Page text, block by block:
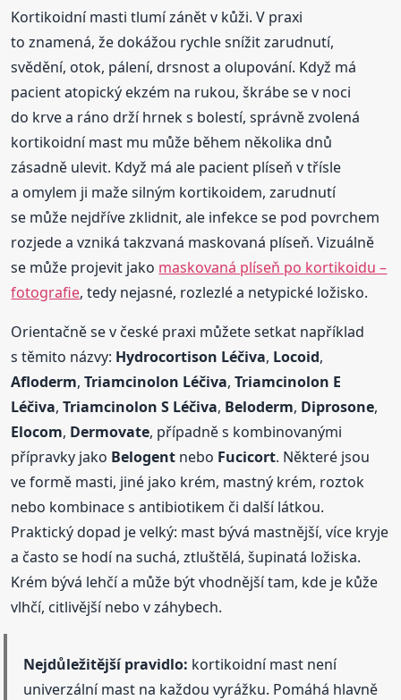
Kortikoidní masti tlumí zánět v kůži. V praxi
to znamená, že dokážou rychle snížit zarudnutí,
svědění, otok, pálení, drsnost a olupování. Když má
pacient atopický ekzém na rukou, škrábe se v noci
do krve a ráno drží hrnek s bolestí, správně zvolená
kortikoidní mast mu může během několika dnů
zásadně ulevit. Když má ale pacient plíseň v třísle
a omylem ji maže silným kortikoidem, zarudnutí
se může nejdříve zklidnit, ale infekce se pod povrchem
rozjede a vzniká takzvaná maskovaná plíseň. Vizuálně
se může projevit jako maskovaná plíseň po kortikoidu –
fotografie, tedy nejasné, rozlezlé a netypické ložisko.
Orientačně se v české praxi můžete setkat například
s těmito názvy: Hydrocortison Léčiva, Locoid,
Afloderm,Triamcinolon Léčiva,Triamcinolon E
Léčiva,Triamcinolon S Léčiva, Beloderm, Diprosone,
Elocom, Dermovate, případně s kombinovanými
přípravky jako Belogent nebo Fucicort. Některé jsou
ve formě masti, jiné jako krém, mastný krém, roztok
nebo kombinace s antibiotikem či další látkou.
Praktický dopad je velký: mast bývá mastnější, více kryje
a často se hodí na suchá, ztluštělá, šupinatá ložiska.
Krém bývá lehčí a může být vhodnější tam, kde je kůže
vlhčí, citlivější nebo v záhybech.
Nejdůležitější pravidlo: kortikoidní mast není
univerzální mast na každou vyrážku. Pomáhá hlavně